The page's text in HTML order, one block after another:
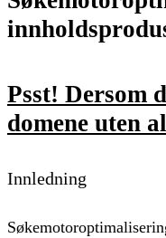
Psst! Dersom
domene uten
Innledning